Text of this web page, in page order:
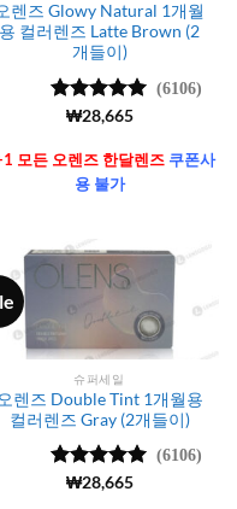
렌즈 Glowy Natural 1개월
용 컬러렌즈 Latte Brown (2
개들이)
5 중에서
가됨
(6106)
₩28,665
모든 오렌즈 한달렌즈쿠폰사
용 불가
슈퍼세일
오렌즈 Double Tint 1개월용
컬러렌즈 Gray (2개들이)
5 중에서
(6106)
₩28,665